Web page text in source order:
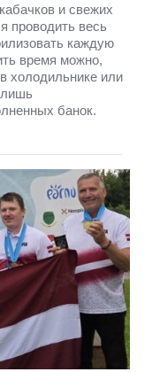
и свежих
проводить весь
каждую
время можно,
холодильнике или
банок.